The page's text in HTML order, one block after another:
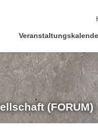
(FORUM)